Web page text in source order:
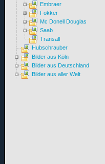
Embraer
Fokker
Mc Donell Douglas
Saab
Transall
Hubschrauber
Bilder aus Köln
Bilder aus Deutschland
Bilder aus aller Welt